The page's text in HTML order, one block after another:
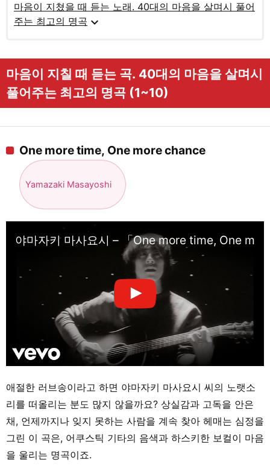
마음이 지쳤을 때 듣는 노래. 40대의 마음을 살며시 풀어
주는 최고의 명곡 expand_more
마음이 지칠 때 듣는 곡. 40대의 마음을 살며시
풀어주는 최고의 명곡 (1~10)
One more time, One more chance
Yamazaki Masayoshi
야마자키 마사요시 – 「One more time, One
애절한 러브송이라고 하면 야마자키 마사요시 씨의 노랫소
리를 떠올리는 분도 많지 않을까요? 상실감과 고독을 안은
채, 언제까지나 잊지 못하는 사람을 계속 찾아 헤매는 심정을
그린 이 곡은, 어쿠스틱 기타의 음색과 하스키한 보컬이 마음
을 울리는 명곡이죠.